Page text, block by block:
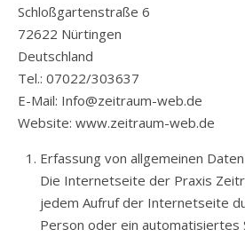
Schloßgartenstraße 6
72622 Nürtingen
Deutschland
Tel.: 07022/303637
E-Mail: Info@zeitraum-web.de
Website: www.zeitraum-web.de
Erfassung von allgemeinen
Die Internetseite der Praxis
jedem Aufruf der Internetseite
Person oder ein automatisiertes